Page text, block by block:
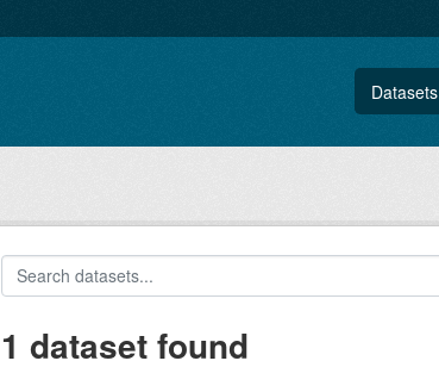
Datasets
1 dataset found